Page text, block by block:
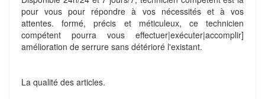
pour vous pour répondre à vos nécessités et à vos
attentes. formé, précis et méticuleux, ce technicien
compétent pourra vous effectuer|exécuter|accomplir]
amélioration de serrure sans détérioré l'existant.
La qualité des articles.